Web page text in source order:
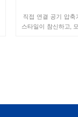
직접 연결 공기 압
스타일이 참신하고,